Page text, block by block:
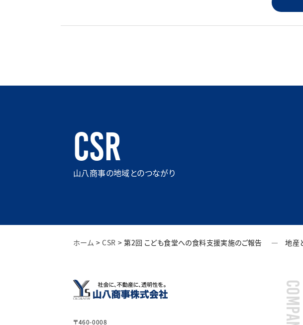
CSR
山八商事の地域とのつながり
ホーム CSR 第2回 こども食堂への食料支援実施のご報告 ― 地産
〒460-0008
COMPANY